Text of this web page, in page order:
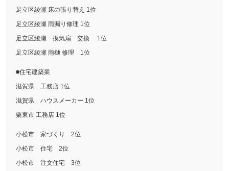
足立区綾瀬 床の張り替え 1位
足立区綾瀬 雨漏り修理 1位
足立区綾瀬 換気扇 交換 1位
足立区綾瀬 雨樋 修理 1位
■住宅建築業
滋賀県 工務店 1位
滋賀県 ハウスメーカー 1位
栗東市 工務店 1位
小松市 家づくり 2位
小松市 住宅 2位
小松市 注文住宅 3位